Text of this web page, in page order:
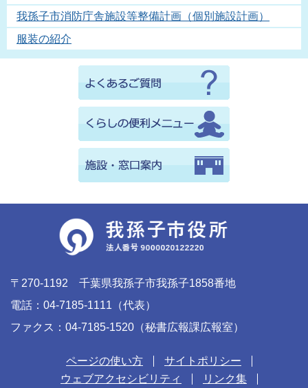
我孫子市消防庁舎施設等整備計画（個別施設計画）
服装の紹介
〒270-1192 千葉県我孫子市我孫子1858番地
電話：04-7185-1111（代表）
ファクス：04-7185-1520（秘書広報課広報室）
ページの使い方
サイトポリシー
ウェブアクセシビリティ
リンク集